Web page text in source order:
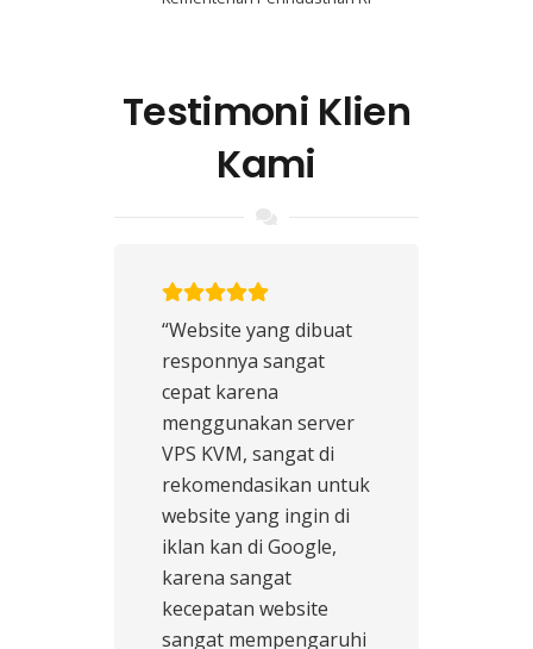
Testimoni Klien
Kami
“Website yang dibuat
responnya sangat
cepat karena
menggunakan server
VPS KVM, sangat di
rekomendasikan untuk
website yang ingin di
iklan kan di Google,
karena sangat
kecepatan website
sangat mempengaruhi